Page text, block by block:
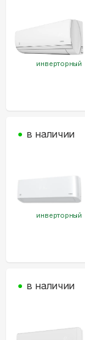
инверторный
инверторный
в наличии
в наличии